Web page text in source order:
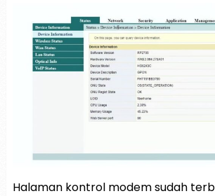
Halaman kontrol modem sudah